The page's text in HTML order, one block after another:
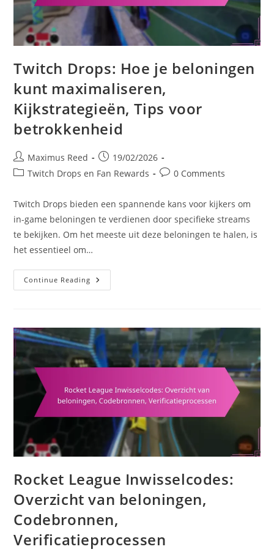
Twitch Drops: Hoe je beloningen
kunt maximaliseren,
Kijkstrategieën, Tips voor
betrokkenheid
Post
author:
Maximus Reed
Post
published:
19/02/2026
PostTwitch Drops en Fan Rewards
Post0 Comments
Twitch Drops bieden een spannende kans voor kijkers om
in-game beloningen te verdienen door specifieke streams
te bekijken. Om het meeste uit deze beloningen te halen, is
het essentieel om…
Continue Reading Twitch
Drops:
Maximaliseren,
Kijkstrategieën,
Tips
Voor
Betrokkenheid
Rocket League Inwisselcodes:
Overzicht van beloningen,
Codebronnen,
Verificatieprocessen